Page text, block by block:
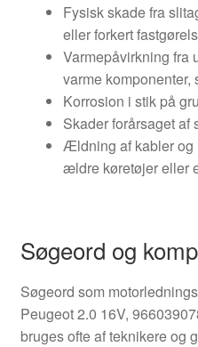
Fysisk skade fra
eller forkert
Varmepåvirkning
varme komponenter,
Korrosion i stik på
Skader forårsaget af
Ældning af kabler og
ældre køretøjer eller
Søgeord og
Søgeord som
Peugeot 2.0 16V,
bruges ofte af teknikere og